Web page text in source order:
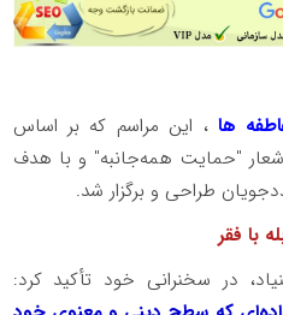
ها، این مراسم که بر اساس
"حمایت همه‌جانبه" و با هدف
طراحی و برگزار شد.
با فقر
در سخنرانی خود تأکید کرد: